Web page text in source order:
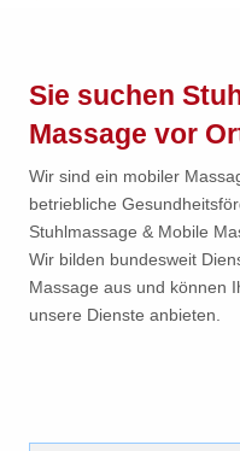
Sie suchen
Massage vor
Wir sind ein mobiler
betriebliche
Stuhlmassage & Mobile
Wir bilden bundesweit
Massage aus und können
unsere Dienste anbieten.